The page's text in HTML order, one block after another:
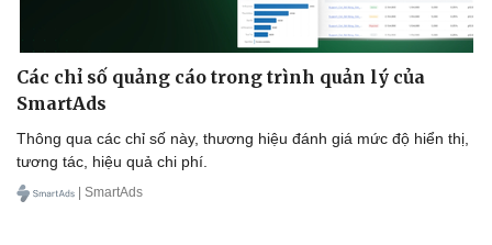
Các chỉ số quảng cáo trong trình quản lý của
SmartAds
Thông qua các chỉ số này, thương hiệu đánh giá mức độ hiển thị,
tương tác, hiệu quả chi phí.
| SmartAds